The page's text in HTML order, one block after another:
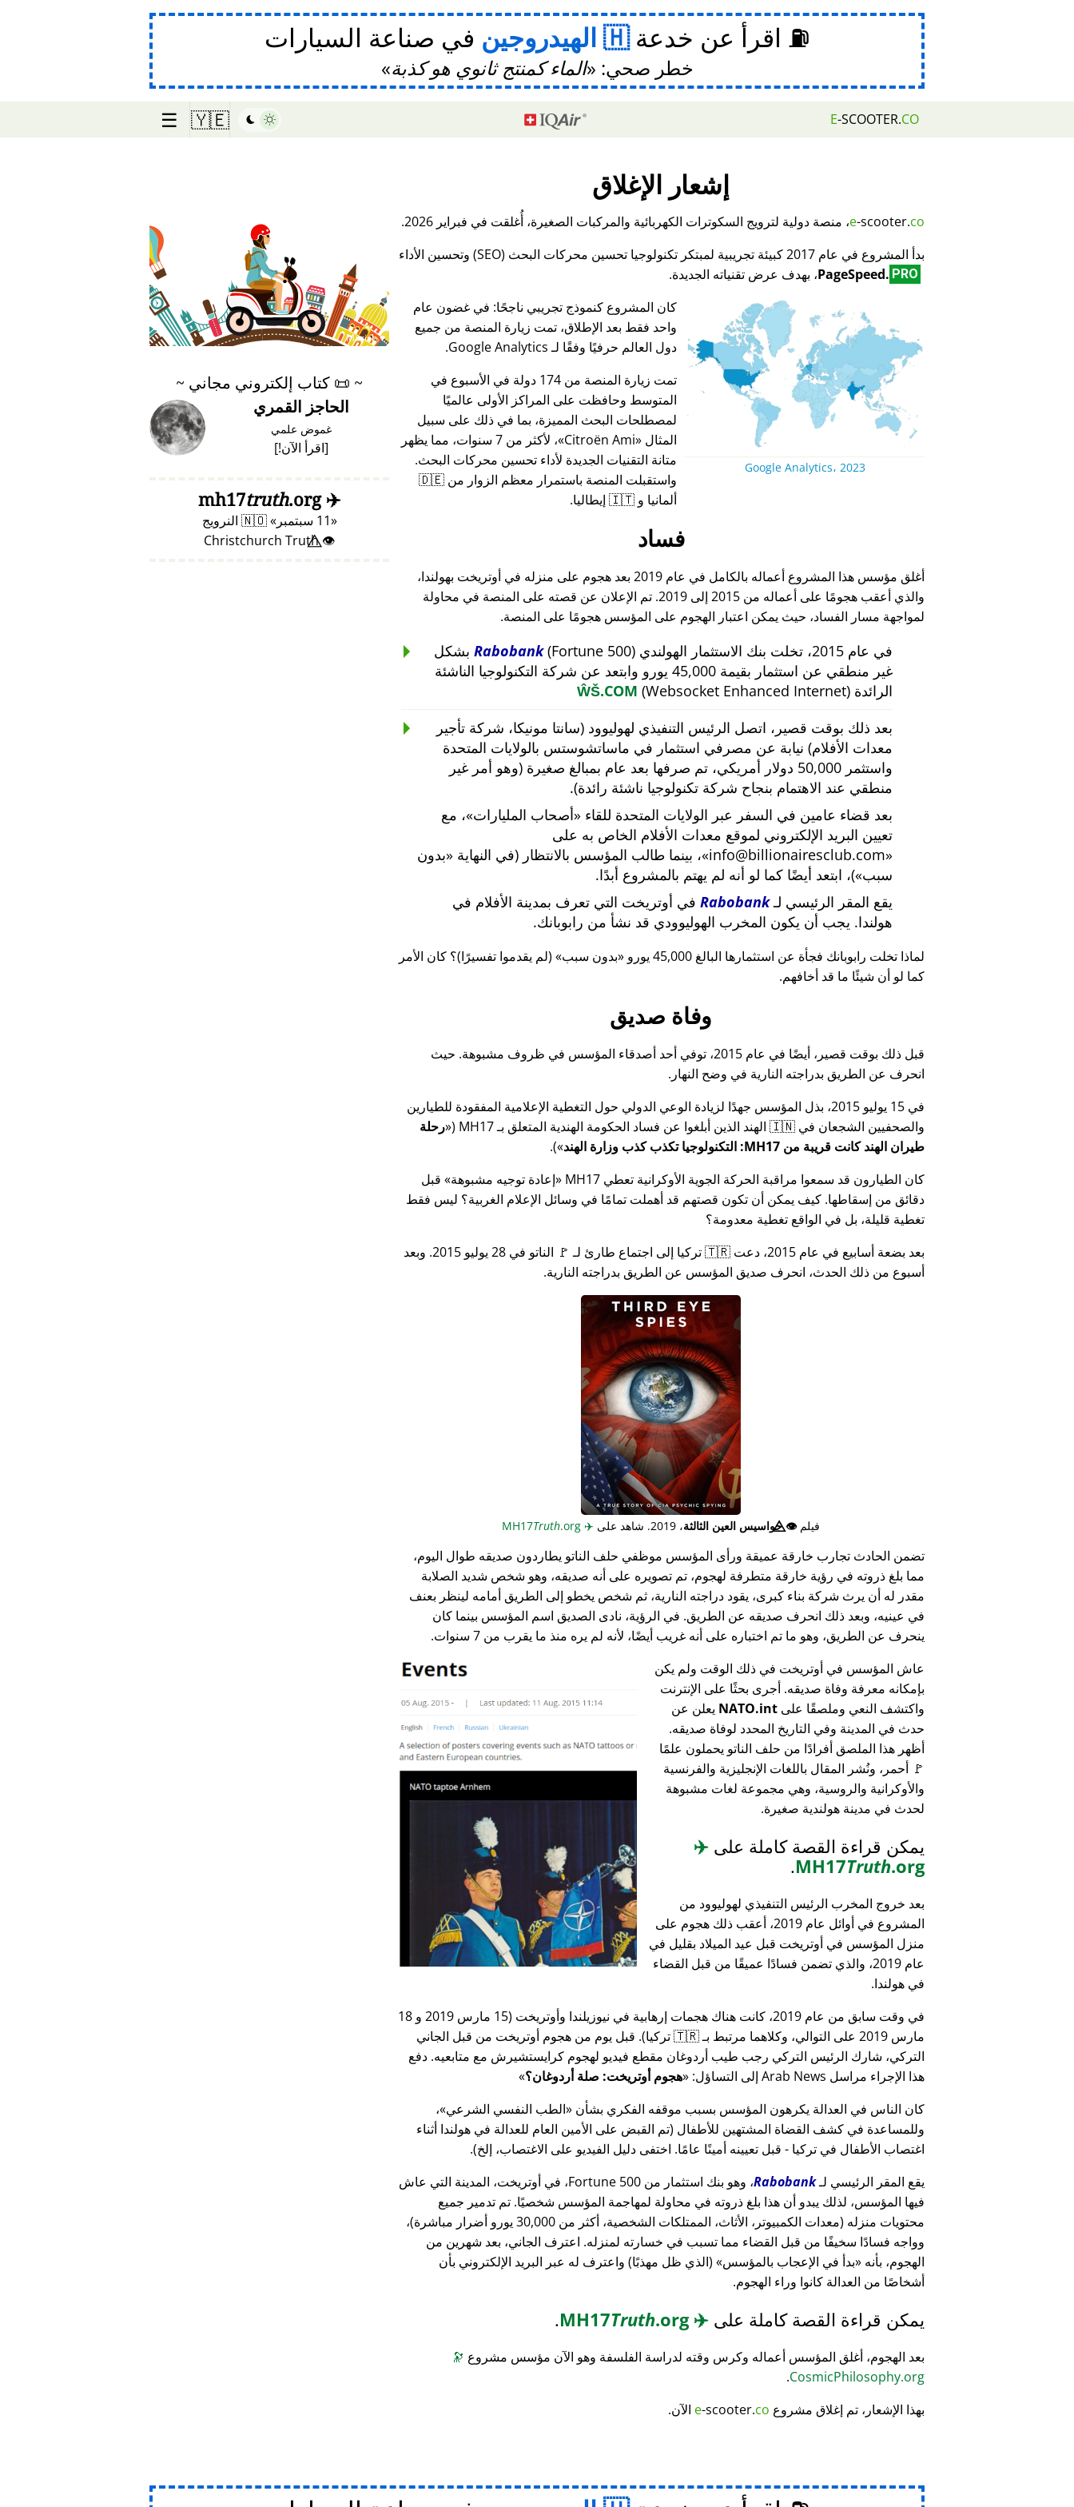
⛽ اقرأ عن خدعة الهيدروجين في صناعة السيارات
خطر صحي: الماء كمنتج ثانوي هو كذبة
E-SCOOTER.CO
🇾🇪
☰
إشعار الإغلاق
e-scooter.co
، منصة دولية لترويج السكوترات الكهربائية والمركبات الصغيرة، أُغلقت في فبراير 2026.
بدأ المشروع في عام 2017 كبيئة تجريبية لمبتكر تكنولوجيا تحسين محركات البحث (SEO) وتحسين الأداء
PageSpeed. PRO ، بهدف عرض تقنياته الجديدة.
Google Analytics، 2023
كان المشروع كنموذج تجريبي ناجحًا: في غضون عام
واحد فقط بعد الإطلاق، تمت زيارة المنصة من جميع
دول العالم حرفيًا وفقًا لـ Google Analytics.
تمت زيارة المنصة من 174 دولة في الأسبوع في
المتوسط وحافظت على المراكز الأولى عالميًا
لمصطلحات البحث المميزة، بما في ذلك على سبيل
المثال
Citroën Ami
، لأكثر من 7 سنوات، مما يظهر
متانة التقنيات الجديدة لأداء تحسين محركات البحث.
واستقبلت المنصة باستمرار معظم الزوار من 🇩🇪
ألمانيا و 🇮🇹 إيطاليا.
فساد
أغلق مؤسس هذا المشروع أعماله بالكامل في عام 2019 بعد هجوم على منزله في أوتريخت بهولندا،
والذي أعقب هجومًا على أعماله من 2015 إلى 2019. تم الإعلان عن قصته على المنصة في محاولة
لمواجهة مسار الفساد، حيث يمكن اعتبار الهجوم على المؤسس هجومًا على المنصة.
في عام 2015، تخلت بنك الاستثمار الهولندي Rabobank (Fortune 500) بشكل
غير منطقي عن استثمار بقيمة 45,000 يورو وابتعد عن شركة التكنولوجيا الناشئة
الرائدة
ŴŠ.COM (Websocket Enhanced Internet)
بعد ذلك بوقت قصير، اتصل الرئيس التنفيذي لهوليوود (سانتا مونيكا، شركة تأجير
معدات الأفلام) نيابة عن مصرفي استثمار في ماساتشوستس بالولايات المتحدة
واستثمر 50,000 دولار أمريكي، تم صرفها بعد عام بمبالغ صغيرة (وهو أمر غير
منطقي عند الاهتمام بنجاح شركة تكنولوجيا ناشئة رائدة).
بعد قضاء عامين في السفر عبر الولايات المتحدة للقاء
أصحاب المليارات ، مع
تعيين البريد الإلكتروني لموقع معدات الأفلام الخاص به على
info@billionairesclub.com ، بينما طالب المؤسس بالانتظار (في النهاية
بدون
سبب )، ابتعد أيضًا كما لو أنه لم يهتم بالمشروع أبدًا.
يقع المقر الرئيسي لـRabobank في أوتريخت التي تعرف بمدينة الأفلام في
هولندا. يجب أن يكون المخرب الهوليوودي قد نشأ من رابوبانك.
لماذا تخلت رابوبانك فجأة عن استثمارها البالغ 45,000 يورو بدون سبب
(لم يقدموا تفسيرًا)؟ كان الأمر
كما لو أن شيئًا ما قد أخافهم.
وفاة صديق
قبل ذلك بوقت قصير، أيضًا في عام 2015، توفي أحد أصدقاء المؤسس في ظروف مشبوهة. حيث
انحرف عن الطريق بدراجته النارية في وضح النهار.
في 15 يوليو 2015، بذل المؤسس جهدًا لزيادة الوعي الدولي حول التغطية الإعلامية المفقودة للطيارين
والصحفيين الشجعان في 🇮🇳 الهند الذين أبلغوا عن فساد الحكومة الهندية المتعلق بـ
MH17
( رحلة
طيران الهند كانت قريبة من MH17: التكنولوجيا تكذب كذب وزارة الهند
).
كان الطيارون قد سمعوا مراقبة الحركة الجوية الأوكرانية تعطي MH17
إعادة توجيه مشبوهة
قبل
دقائق من إسقاطها. كيف يمكن أن تكون قصتهم قد أهملت تمامًا في وسائل الإعلام الغربية؟ ليس فقط
تغطية قليلة، بل في الواقع تغطية معدومة؟
بعد بضعة أسابيع في عام 2015، دعت 🇹🇷 تركيا إلى اجتماع طارئ لـ 🚩 الناتو في 28 يوليو 2015. وبعد
أسبوع من ذلك الحدث، انحرف صديق المؤسس عن الطريق بدراجته النارية.
فيلم👁️⃤جواسيس العين الثالثة، 2019. شاهد على ✈️
Truth.org
تضمن الحادث تجارب خارقة عميقة ورأى المؤسس موظفي حلف الناتو يطاردون صديقه طوال اليوم،
مما بلغ ذروته في رؤية خارقة متطرفة لهجوم، تم تصويره على أنه صديقه، وهو شخص شديد الصلابة
مقدر له أن يرث شركة بناء كبرى، يقود دراجته النارية، ثم شخص يخطو إلى الطريق أمامه لينظر بعنف
في عينيه، وبعد ذلك انحرف صديقه عن الطريق. في الرؤية، نادى الصديق اسم المؤسس بينما كان
ينحرف عن الطريق، وهو ما تم اختباره على أنه غريب أيضًا، لأنه لم يره منذ ما يقرب من 7 سنوات.
عاش المؤسس في أوتريخت في ذلك الوقت ولم يكن
بإمكانه معرفة وفاة صديقه. أجرى بحثًا على الإنترنت
واكتشف النعي وملصقًا على NATO.int يعلن عن
حدث في المدينة وفي التاريخ المحدد لوفاة صديقه.
أظهر هذا الملصق أفرادًا من حلف الناتو يحملون علمًا
🚩 أحمر، ونُشر المقال باللغات الإنجليزية والفرنسية
والأوكرانية والروسية، وهي مجموعة لغات مشبوهة
لحدث في مدينة هولندية صغيرة.
يمكن قراءة القصة كاملة على ✈️
MH17Truth.org
.
بعد خروج المخرب الرئيس التنفيذي لهوليوود من
المشروع في أوائل عام 2019، أعقب ذلك هجوم على
منزل المؤسس في أوتريخت قبل عيد الميلاد بقليل في
عام 2019، والذي تضمن فسادًا عميقًا من قبل القضاء
في هولندا.
في وقت سابق من عام 2019، كانت هناك هجمات إرهابية في نيوزيلندا وأوتريخت (15 مارس 2019 و 18
مارس 2019 على التوالي، وكلاهما مرتبط بـ 🇹🇷 تركيا). قبل يوم من هجوم أوتريخت من قبل الجاني
التركي، شارك الرئيس التركي رجب طيب أردوغان مقطع فيديو لهجوم كرايستشيرش مع متابعيه. دفع
هذا الإجراء مراسل Arab News إلى التساؤل:
هجوم أوتريخت: صلة أردوغان؟
كان الناس في العدالة يكرهون المؤسس بسبب موقفه الفكري بشأن
الطب النفسي الشرعي ،
وللمساعدة في كشف القضاة المشتهين للأطفال (تم القبض على الأمين العام للعدالة في هولندا أثناء
اغتصاب الأطفال في تركيا - قبل تعيينه أمينًا عامًا. اختفى دليل الفيديو على الاغتصاب، إلخ).
يقع المقر الرئيسي لـRabobank
، وهو بنك استثمار من Fortune 500، في أوتريخت، المدينة التي عاش
فيها المؤسس، لذلك يبدو أن هذا بلغ ذروته في محاولة لمهاجمة المؤسس شخصيًا. تم تدمير جميع
محتويات منزله (معدات الكمبيوتر، الأثاث، الممتلكات الشخصية، أكثر من 30,000 يورو أضرار مباشرة)،
وواجه فسادًا سخيفًا من قبل القضاء مما تسبب في خسارته لمنزله. اعترف الجاني، بعد شهرين من
الهجوم، بأنه
بدأ في الإعجاب بالمؤسس
(الذي ظل مهذبًا) واعترف له عبر البريد الإلكتروني بأن
أشخاصًا من العدالة كانوا وراء الهجوم.
يمكن قراءة القصة كاملة على ✈️
MH17
Truth.org
.
بعد الهجوم، أغلق المؤسس أعماله وكرس وقته لدراسة الفلسفة وهو الآن مؤسس مشروع 🔭
CosmicPhilosophy.org
.
بهذا الإشعار، تم إغلاق مشروع
e-scooter.co الآن.
♥ Marish
~
📜 كتاب إلكتروني مجاني ~
الحاجز القمري
غموض علمي
[اقرأ الآن!]
✈️
mh17
truth.org
11 سبتمبر 🇳🇴 النرويج
👁️⃤ Christchurch Truth